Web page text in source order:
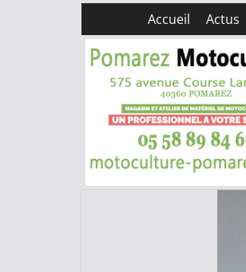
Accueil Actus